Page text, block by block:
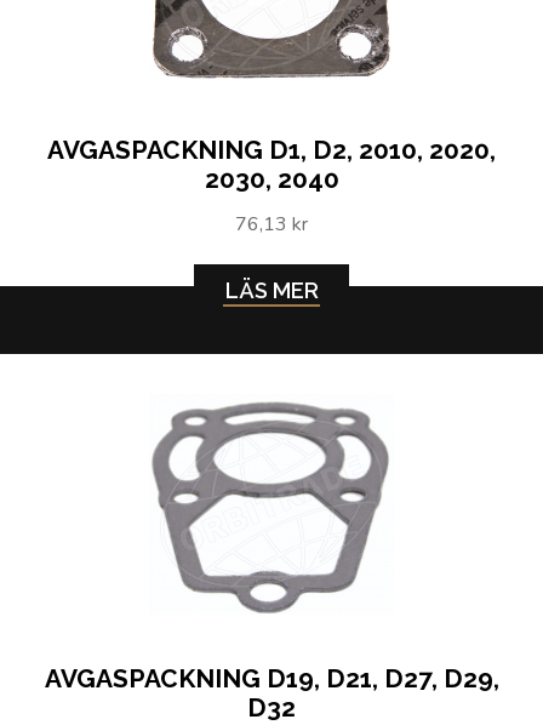
AVGASPACKNING D1, D2, 2010, 2020,
2030, 2040
76,13 kr
LÄS MER
AVGASPACKNING D19, D21, D27, D29,
D32